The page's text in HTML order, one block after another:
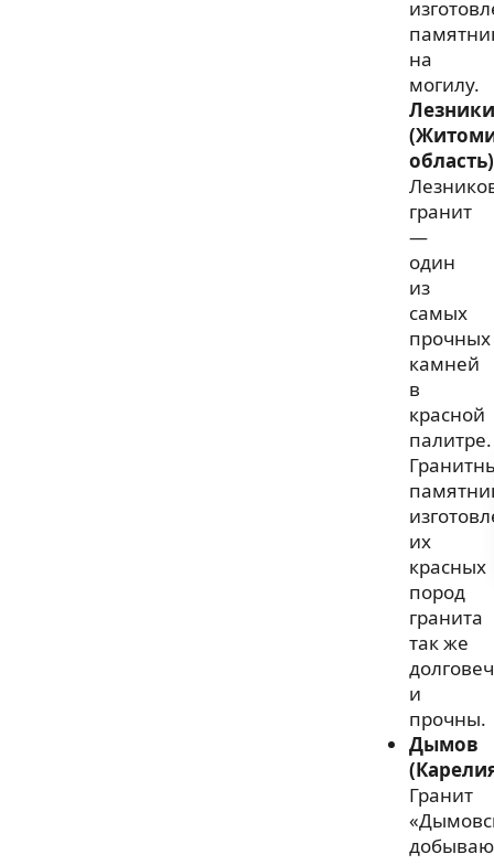
на
могилу.
Лезники
область)
гранит
—
один
из
самых
прочных
камней
в
красной
палитре.
их
красных
пород
гранита
так же
и
прочны.
Дымов
Гранит